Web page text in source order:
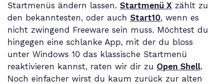
Startmenüs ändern lassen. Startmenü X zählt zu
den bekanntesten, oder auch Start10, wenn es
nicht zwingend Freeware sein muss. Möchtest du
hingegen eine schlanke App, mit der du bloss
unter Windows 10 das klassische Startmenü
reaktivieren kannst, raten wir dir zu Open Shell.
Noch einfacher wirst du kaum zurück zur alten